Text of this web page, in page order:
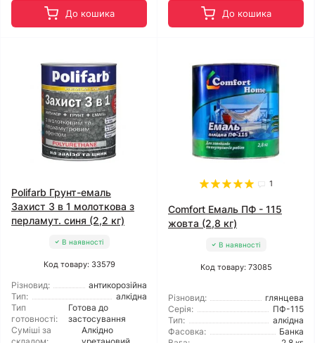
До кошика До кошика
Polifarb Грунт-емаль
Захист 3 в 1 молоткова з
перламут. синя (2,2 кг)
В наявності
Код товару: 33579
Різновид:
антикорозійна
Тип:
алкідна
Тип
готовності:
Готова до
застосування
Суміші за
Алкідно
1
Comfort Емаль ПФ - 115
жовта (2,8 кг)
В наявності
Код товару: 73085
Різновид:
глянцева
Серія:
ПФ-115
Тип:
алкідна
Фасовка:
Банка